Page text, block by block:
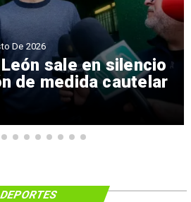
sale en silencio
de medida cautelar
De 2026
DEPORTES